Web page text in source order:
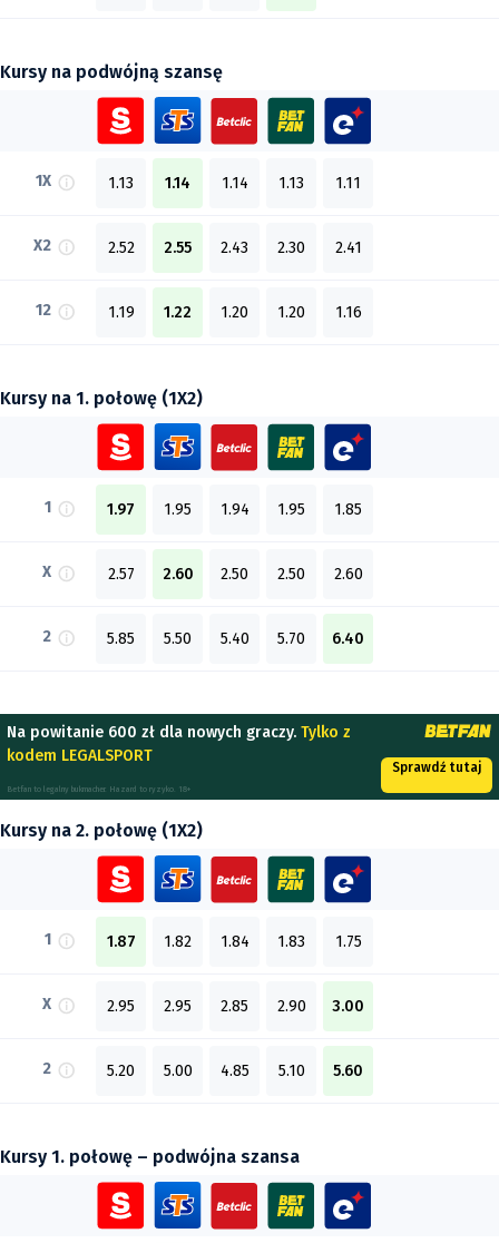
Kursy na podwójną szansę
1X 1.13 1.14 1.14 1.13 1.11
X2 2.52 2.55 2.43 2.30 2.41
12 1.19 1.22 1.20 1.20 1.16
Kursy na 1. połowę (1X2)
1 1.97 1.95 1.94 1.95 1.85
X 2.57 2.60 2.50 2.50 2.60
2 5.85 5.50 5.40 5.70 6.40
Na powitanie 600 zł dla nowych graczy. Tylko z
kodem LEGALSPORT
Betfan to legalny bukmacher. Hazard to ryzyko. 18+
Sprawdź tutaj
Kursy na 2. połowę (1X2)
1 1.87 1.82 1.84 1.83 1.75
X 2.95 2.95 2.85 2.90 3.00
2 5.20 5.00 4.85 5.10 5.60
Kursy 1. połowę – podwójna szansa